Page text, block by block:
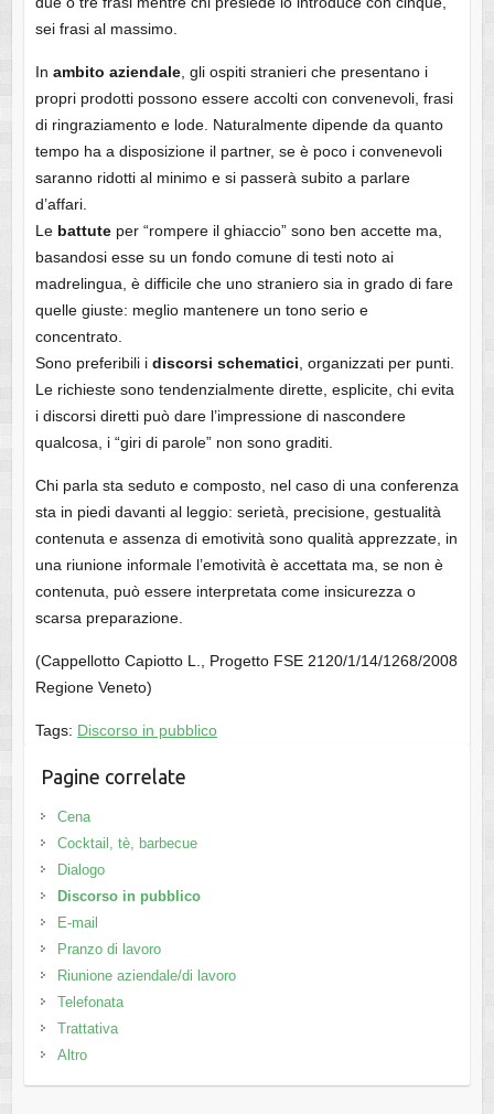
sei frasi al massimo.
In ambito aziendale, gli ospiti stranieri che presentano i
propri prodotti possono essere accolti con convenevoli, frasi
di ringraziamento e lode. Naturalmente dipende da quanto
tempo ha a disposizione il partner, se è poco i convenevoli
saranno ridotti al minimo e si passerà subito a parlare
d’affari.
Lebattuteper “rompere il ghiaccio” sono ben accette ma,
basandosi esse su un fondo comune di testi noto ai
madrelingua, è difficile che uno straniero sia in grado di fare
quelle giuste: meglio mantenere un tono serio e
concentrato.
Sono preferibili i discorsi schematici , organizzati per punti.
Le richieste sono tendenzialmente dirette, esplicite, chi evita
i discorsi diretti può dare l’impressione di nascondere
qualcosa, i “giri di parole” non sono graditi.
Chi parla sta seduto e composto, nel caso di una conferenza
sta in piedi davanti al leggio: serietà, precisione, gestualità
contenuta e assenza di emotività sono qualità apprezzate, in
una riunione informale l’emotività è accettata ma, se non è
contenuta, può essere interpretata come insicurezza o
scarsa preparazione.
(Cappellotto Capiotto L., Progetto FSE 2120/1/14/1268/2008
Regione Veneto)
Tags: Discorso in pubblico
Pagine correlate
Cena
Cocktail, tè, barbecue
Dialogo
Discorso in pubblico
E-mail
Pranzo di lavoro
Riunione aziendale/di lavoro
Telefonata
Trattativa
Altro